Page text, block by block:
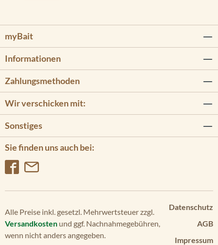
myBait
Informationen
Sie finden uns auch bei:
Zahlungsmethoden
Wir verschicken mit:
Sonstiges
Datenschutz
AGB
Impressum
Alle Preise inkl. gesetzl. Mehrwertsteuer zzgl.
Versandkosten und ggf. Nachnahmegebühren,
wenn nicht anders angegeben.